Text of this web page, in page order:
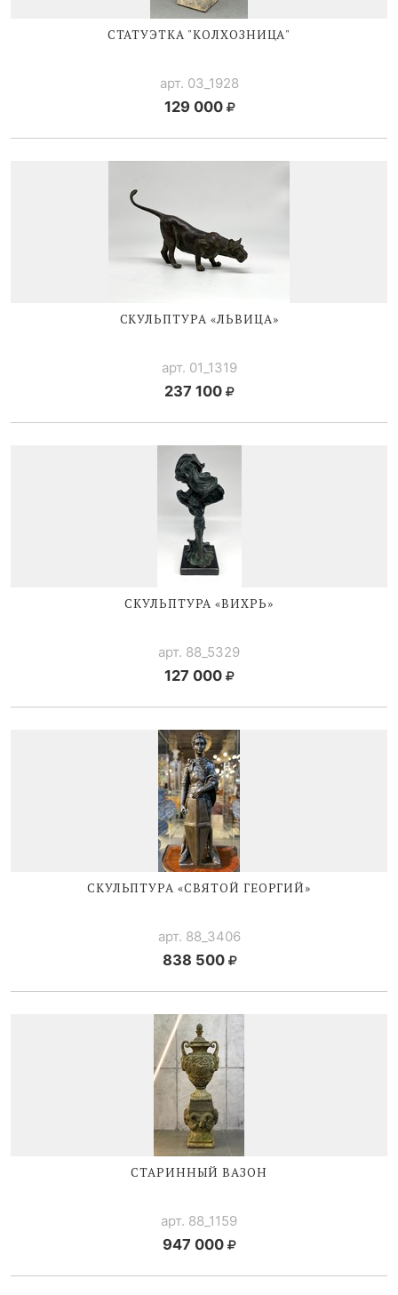
СТАТУЭТКА "КОЛХОЗНИЦА"
арт. 03_1928
129 000
СКУЛЬПТУРА «ЛЬВИЦА»
арт. 01_1319
237 100
СКУЛЬПТУРА «ВИХРЬ»
арт. 88_5329
127 000
СКУЛЬПТУРА «СВЯТОЙ ГЕОРГИЙ»
арт. 88_3406
838 500
СТАРИННЫЙ ВАЗОН
арт. 88_1159
947 000